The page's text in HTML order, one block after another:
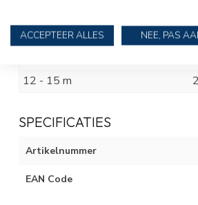
9 - 10 m
12 - 15 m
SPECIFICATIES
Artikelnummer
EAN Code
ACCEPTEER ALLES NEE, PAS